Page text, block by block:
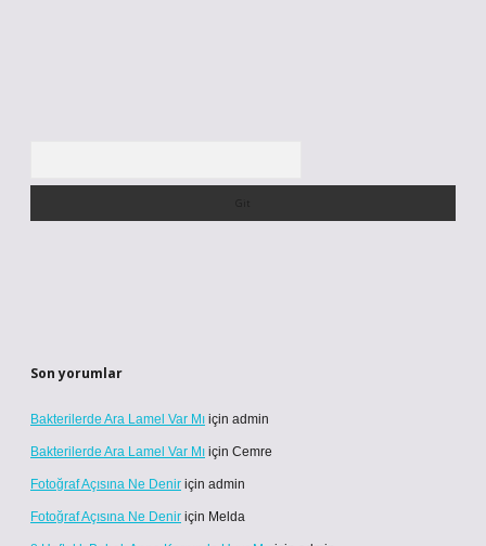
Son yorumlar
Bakterilerde Ara Lamel Var Mı için admin
Bakterilerde Ara Lamel Var Mı için Cemre
Fotoğraf Açısına Ne Denir için admin
Fotoğraf Açısına Ne Denir için Melda